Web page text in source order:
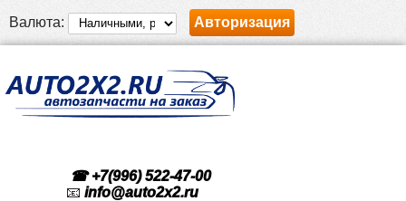
Валюта: Авторизация
☎ +7(996) 522-47-00
📧 info@auto2x2.ru